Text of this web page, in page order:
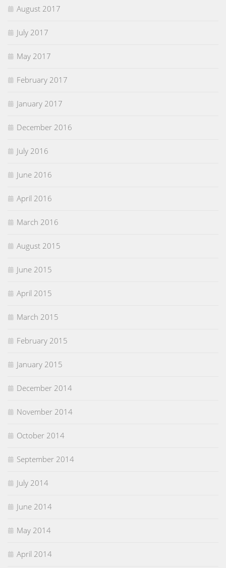
August 2017
July 2017
May 2017
February 2017
January 2017
December 2016
July 2016
June 2016
April 2016
March 2016
August 2015
June 2015
April 2015
March 2015
February 2015
January 2015
December 2014
November 2014
October 2014
September 2014
July 2014
June 2014
May 2014
April 2014